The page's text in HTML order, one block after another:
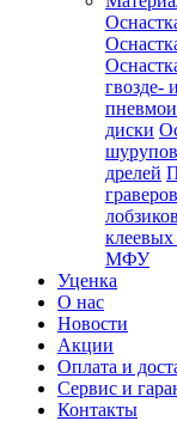
гвозде-
диски
дрелей
граверов
лобзиков
клеевых
МФУ
Уценка
О нас
Новости
Акции
Оплата и
Сервис и
Контакты